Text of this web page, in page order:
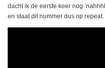
dacht ik de eerste keer nog
en staat dit nummer dus op repeat.